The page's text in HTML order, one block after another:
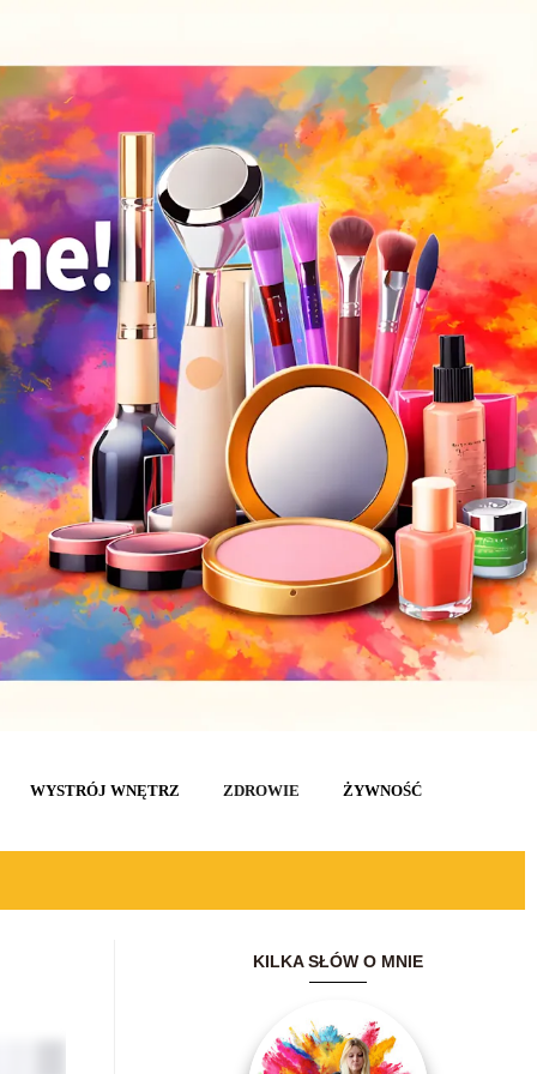
WYSTRÓJ WNĘTRZ ZDROWIE ŻYWNOŚĆ
KILKA SŁÓW O MNIE